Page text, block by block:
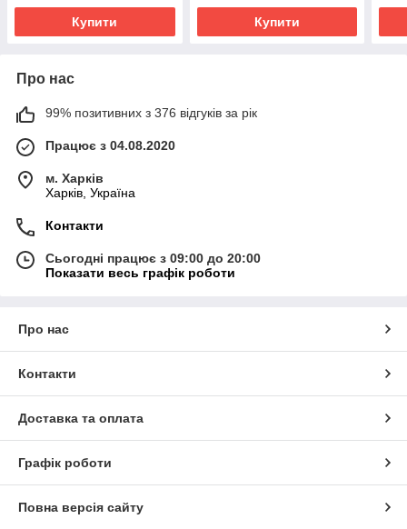
Купити Купити
Про нас
99% позитивних з 376 відгуків за рік
Працює з 04.08.2020
м. Харків
Харків, Україна
Контакти
Сьогодні працює з 09:00 до 20:00
Показати весь графік роботи
Про нас
Контакти
Доставка та оплата
Графік роботи
Повна версія сайту